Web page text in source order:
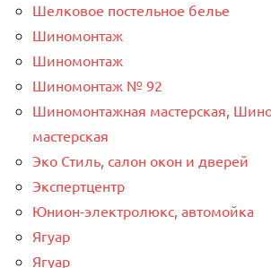
Шелковое постельное белье
Шиномонтаж
Шиномонтаж
Шиномонтаж № 92
Шиномонтажная мастерская,
мастерская
Эко Стиль, салон окон и дверей
Экспертцентр
Юнион-электролюкс, автомойка
Ягуар
Ягуар